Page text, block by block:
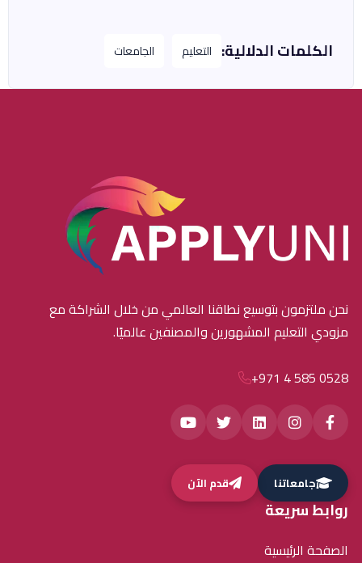
الكلمات الدلالية: التعليم الجامعات
نحن ملتزمون بتوسيع نطاقنا العالمي من خلال الشراكة مع
مزودي التعليم المشهورين والمصنفين عالميًا.
+971 4 585 0528
جامعاتنا قدم الآن
روابط سريعة
الصفحة الرئيسية